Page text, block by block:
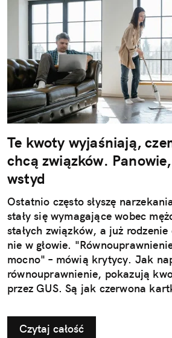
Te kwoty wyjaśniają,
chcą związków.
wstyd
Ostatnio często słyszę
stały się wymagające wobec
stałych związków, a już
nie w głowie.
mocno" – mówią krytycy. Jak
równouprawnienie, pokazują
przez GUS. Są jak czerwona
Czytaj całość